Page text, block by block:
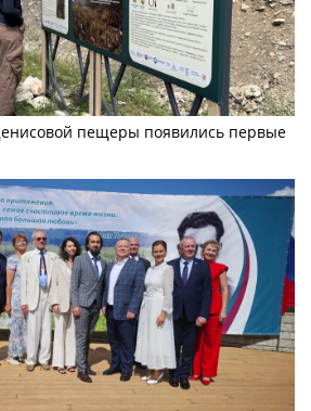
пещеры появились первые